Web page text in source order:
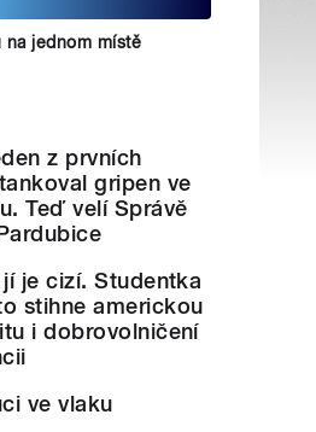
na jednom místě
z prvních
gripen ve
Teď velí Správě
jí je cizí. Studentka
stihne americkou
i dobrovolničení
ve vlaku